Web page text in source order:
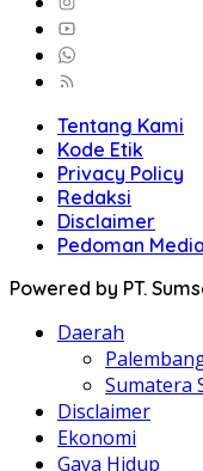
Tentang Kami
Kode Etik
Privacy Policy
Redaksi
Disclaimer
Pedoman
Powered by PT.
Daerah
Sumatera
Disclaimer
Ekonomi
Gaya Hidup